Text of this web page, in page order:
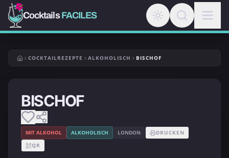
CocktailsFACILES
COCKTAILREZEPTE ALKOHOLISCH BISCHOF
BISCHOF
MIT ALKOHOL ALKOHOLISCH LONDON
DRUCKEN
QR